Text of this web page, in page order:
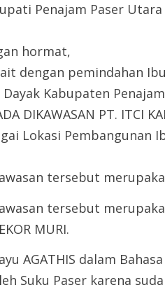
Penajam Paser Utara
hormat,
dengan pemindahan
Kabupaten Penajam
DIKAWASAN PT. ITCI
Lokasi Pembangunan
tersebut
tersebut
MURI.
AGATHIS dalam
Suku Paser karena